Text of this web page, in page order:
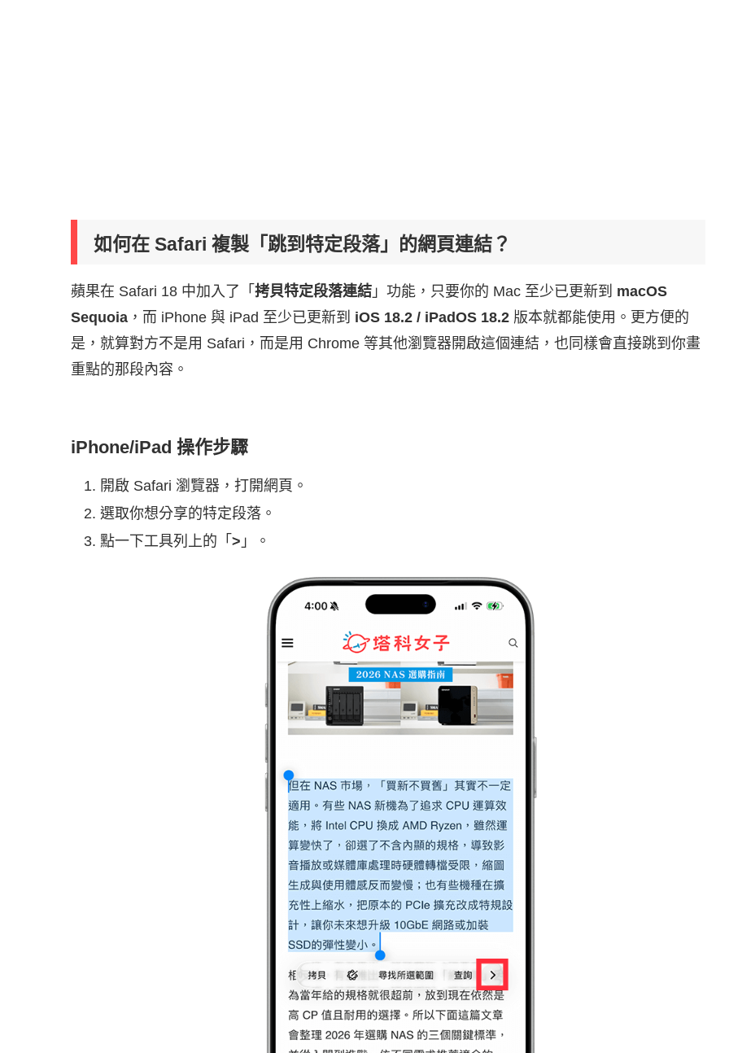
如何在 Safari 複製「跳到特定段落」的網頁連結？
蘋果在 Safari 18 中加入了「 拷貝特定段落連結 」功能，只要你的 Mac 至少已更新到 macOS
Sequoia ，而 iPhone 與 iPad 至少已更新到 iOS 18.2 / iPadOS 18.2 版本就都能使用。更方便的
是，就算對方不是用 Safari，而是用 Chrome 等其他瀏覽器開啟這個連結，也同樣會直接跳到你畫
重點的那段內容。
iPhone/iPad 操作步驟
開啟 Safari 瀏覽器，打開網頁。
選取你想分享的特定段落。
點一下工具列上的「 > 」。